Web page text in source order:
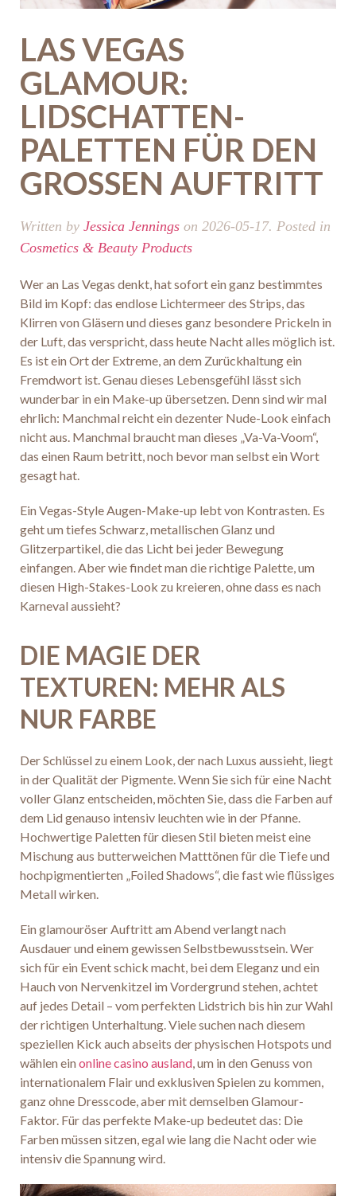
LAS VEGAS
GLAMOUR:
LIDSCHATTEN-
PALETTEN FÜR DEN
GROSSEN AUFTRITT
Written by Jessica Jennings on 2026-05-17. Posted in
Cosmetics & Beauty Products
Wer an Las Vegas denkt, hat sofort ein ganz bestimmtes
Bild im Kopf: das endlose Lichtermeer des Strips, das
Klirren von Gläsern und dieses ganz besondere Prickeln in
der Luft, das verspricht, dass heute Nacht alles möglich ist.
Es ist ein Ort der Extreme, an dem Zurückhaltung ein
Fremdwort ist. Genau dieses Lebensgefühl lässt sich
wunderbar in ein Make-up übersetzen. Denn sind wir mal
ehrlich: Manchmal reicht ein dezenter Nude-Look einfach
nicht aus. Manchmal braucht man dieses „Va-Va-Voom“,
das einen Raum betritt, noch bevor man selbst ein Wort
gesagt hat.
Ein Vegas-Style Augen-Make-up lebt von Kontrasten. Es
geht um tiefes Schwarz, metallischen Glanz und
Glitzerpartikel, die das Licht bei jeder Bewegung
einfangen. Aber wie findet man die richtige Palette, um
diesen High-Stakes-Look zu kreieren, ohne dass es nach
Karneval aussieht?
DIE MAGIE DER
TEXTUREN: MEHR ALS
NUR FARBE
Der Schlüssel zu einem Look, der nach Luxus aussieht, liegt
in der Qualität der Pigmente. Wenn Sie sich für eine Nacht
voller Glanz entscheiden, möchten Sie, dass die Farben auf
dem Lid genauso intensiv leuchten wie in der Pfanne.
Hochwertige Paletten für diesen Stil bieten meist eine
Mischung aus butterweichen Matttönen für die Tiefe und
hochpigmentierten „Foiled Shadows“, die fast wie flüssiges
Metall wirken.
Ein glamouröser Auftritt am Abend verlangt nach
Ausdauer und einem gewissen Selbstbewusstsein. Wer
sich für ein Event schick macht, bei dem Eleganz und ein
Hauch von Nervenkitzel im Vordergrund stehen, achtet
auf jedes Detail – vom perfekten Lidstrich bis hin zur Wahl
der richtigen Unterhaltung. Viele suchen nach diesem
speziellen Kick auch abseits der physischen Hotspots und
wählen ein online casino ausland, um in den Genuss von
internationalem Flair und exklusiven Spielen zu kommen,
ganz ohne Dresscode, aber mit demselben Glamour-
Faktor. Für das perfekte Make-up bedeutet das: Die
Farben müssen sitzen, egal wie lang die Nacht oder wie
intensiv die Spannung wird.